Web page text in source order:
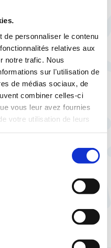
de personnaliser le contenu
relatives aux
notre trafic. Nous
sur l'utilisation de
de médias sociaux, de
combiner celles-ci
vous leur avez fournies
votre utilisation de leurs
à 5 milliards
l’œil qui ne
qui ont été
branches de la
paritairement.
votera contre le
nationales de